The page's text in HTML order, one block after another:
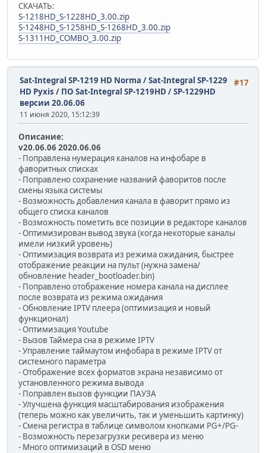
СКАЧАТЬ:
S-1218HD_S-1228HD_3.00.zip
S-1248HD_S-1258HD_S-1268HD_3.00.zip
S-1311HD_COMBO_3.00.zip
#17
Sat-Integral SP-1219 HD Norma / Sat-Integral SP-1229
HD Pyxis / ПО Sat-Integral SP-1219HD / SP-1229HD
версии 20.06.06
11 июня 2020, 15:12:39
Описание:
v20.06.06 2020.06.06
- Поправлена нумерация каналов на инфобаре в
фаворитных списках
- Поправлено сохранение названий фаворитов после
смены языка системы
- Возможность добавления канала в фаворит прямо из
общего списка каналов
- Возможность пометить все позиции в редакторе каналов
- Оптимизирован вывод звука (когда некоторые каналы
имели низкий уровень)
- Оптимизация возврата из режима ожидания, быстрее
отображение реакции на пульт (нужна замена/
обновление header_bootloader.bin)
- Поправлено отображение номера канала на дисплее
после возврата из режима ожидания
- Обновление IPTV плеера (оптимизация и новый
функционал)
- Оптимизация Youtube
- Вызов Таймера сна в режиме IPTV
- Управление таймаутом инфобара в режиме IPTV от
системного параметра
- Отображение всех форматов экрана независимо от
установленного режима вывода
- Поправлен вызов функции ПАУЗА
- Улучшена функция масштабирования изображения
(теперь можно как увеличить, так и уменьшить картинку)
- Смена регистра в таблице символом кнопками PG+/PG-
- Возможность перезагрузки ресивера из меню
- Много оптимизаций в OSD меню